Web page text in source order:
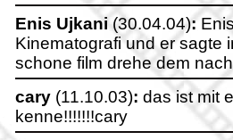
Enis Ujkani (30.04.04):
Kinematografi und er sagte
schone film drehe dem
cary (11.10.03): das ist mit
kenne!!!!!!!cary